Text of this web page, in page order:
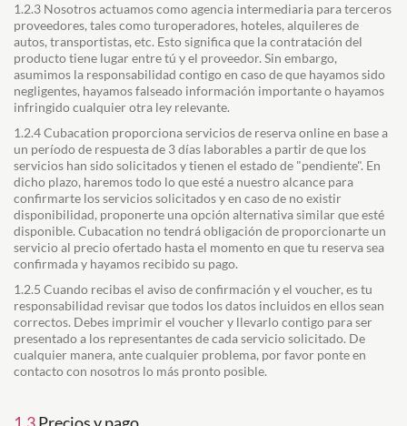
1.2.3 Nosotros actuamos como agencia intermediaria para terceros
proveedores, tales como turoperadores, hoteles, alquileres de
autos, transportistas, etc. Esto significa que la contratación del
producto tiene lugar entre tú y el proveedor. Sin embargo,
asumimos la responsabilidad contigo en caso de que hayamos sido
negligentes, hayamos falseado información importante o hayamos
infringido cualquier otra ley relevante.
1.2.4 Cubacation proporciona servicios de reserva online en base a
un período de respuesta de 3 días laborables a partir de que los
servicios han sido solicitados y tienen el estado de "pendiente". En
dicho plazo, haremos todo lo que esté a nuestro alcance para
confirmarte los servicios solicitados y en caso de no existir
disponibilidad, proponerte una opción alternativa similar que esté
disponible. Cubacation no tendrá obligación de proporcionarte un
servicio al precio ofertado hasta el momento en que tu reserva sea
confirmada y hayamos recibido su pago.
1.2.5 Cuando recibas el aviso de confirmación y el voucher, es tu
responsabilidad revisar que todos los datos incluidos en ellos sean
correctos. Debes imprimir el voucher y llevarlo contigo para ser
presentado a los representantes de cada servicio solicitado. De
cualquier manera, ante cualquier problema, por favor ponte en
contacto con nosotros lo más pronto posible.